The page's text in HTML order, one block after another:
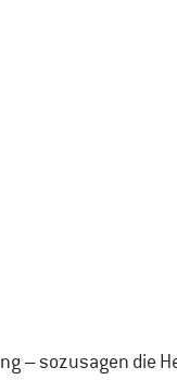
– sozusagen die